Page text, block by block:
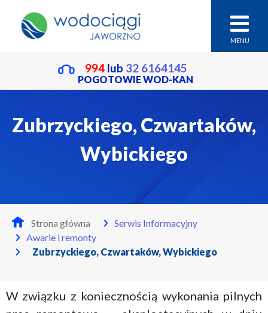
MENU
994 lub 32 6164145
POGOTOWIE WOD-KAN
Zubrzyckiego, Czwartaków,
Wybickiego
Strona główna
Serwis Informacyjny
Awarie i remonty
Zubrzyckiego, Czwartaków, Wybickiego
W związku z koniecznością wykonania pilnych